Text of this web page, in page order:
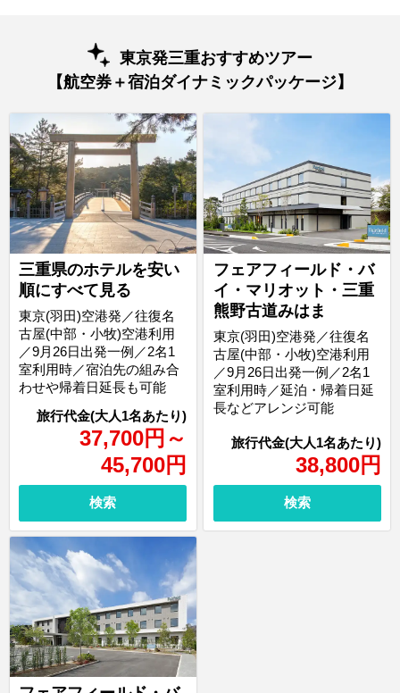
東京発三重おすすめツアー
【航空券＋宿泊ダイナミックパッケージ】
三重県のホテルを安い
順にすべて見る
37,700円 ～
45,700円
東京(羽田)空港発／往復名
古屋(中部・小牧)空港利用
／9月26日出発一例／2名1
室利用時／宿泊先の組み合
わせや帰着日延長も可能
検索
フェアフィールド・バ
イ・マリオット・三重
熊野古道みはま
38,800円
東京(羽田)空港発／往復名
古屋(中部・小牧)空港利用
／9月26日出発一例／2名1
室利用時／延泊・帰着日延
長などアレンジ可能
検索